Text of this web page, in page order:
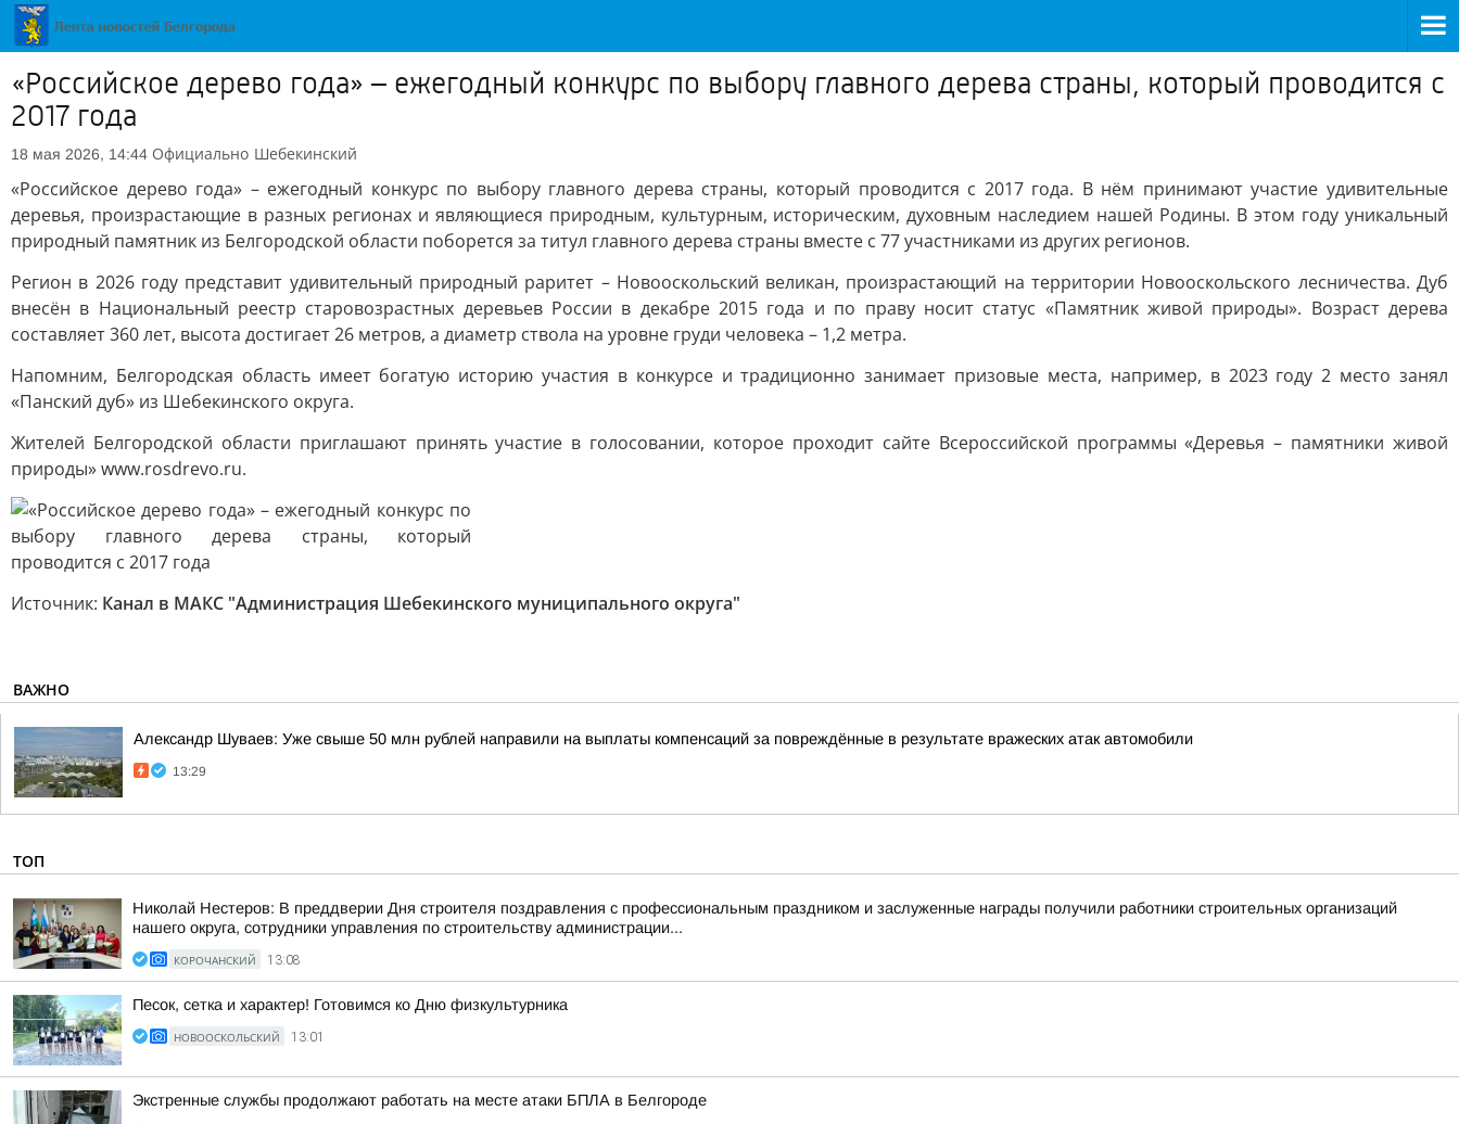
«Российское дерево года» – ежегодный конкурс по выбору главного дерева страны, который проводится с
2017 года
18 мая 2026, 14:44 Официально Шебекинский
«Российское дерево года» – ежегодный конкурс по выбору главного дерева страны, который проводится с 2017 года. В нём принимают участие удивительные
деревья, произрастающие в разных регионах и являющиеся природным, культурным, историческим, духовным наследием нашей Родины. В этом году уникальный
природный памятник из Белгородской области поборется за титул главного дерева страны вместе с 77 участниками из других регионов.
Регион в 2026 году представит удивительный природный раритет – Новооскольский великан, произрастающий на территории Новооскольского лесничества. Дуб
внесён в Национальный реестр старовозрастных деревьев России в декабре 2015 года и по праву носит статус «Памятник живой природы». Возраст дерева
составляет 360 лет, высота достигает 26 метров, а диаметр ствола на уровне груди человека – 1,2 метра.
Напомним, Белгородская область имеет богатую историю участия в конкурсе и традиционно занимает призовые места, например, в 2023 году 2 место занял
«Панский дуб» из Шебекинского округа.
Жителей Белгородской области приглашают принять участие в голосовании, которое проходит сайте Всероссийской программы «Деревья – памятники живой
природы» www.rosdrevo.ru.
Источник: Канал в МАКС "Администрация Шебекинского муниципального округа"
ВАЖНО
Александр Шуваев: Уже свыше 50 млн рублей направили на выплаты компенсаций за повреждённые в результате вражеских атак автомобили
13:29
ТОП
Николай Нестеров: В преддверии Дня строителя поздравления с профессиональным праздником и заслуженные награды получили работники строительных организаций
нашего округа, сотрудники управления по строительству администрации...
КОРОЧАНСКИЙ 13:08
Песок, сетка и характер! Готовимся ко Дню физкультурника
НОВООСКОЛЬСКИЙ 13:01
Экстренные службы продолжают работать на месте атаки БПЛА в Белгороде